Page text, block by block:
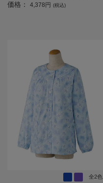
老の日／ギフト／プレゼント 【C
価格： 4,378円 (税込)
全2色